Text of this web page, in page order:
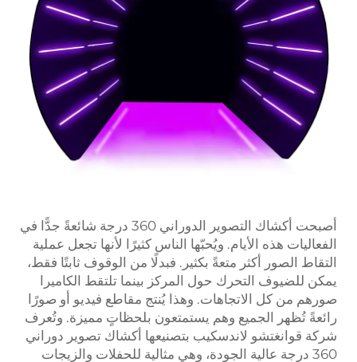
أصبحت أكشاك التصوير الدوراني 360 درجة شائعةً جدًّا في
الفعاليات هذه الأيام. ويُحبّها الناس كثيرًا لأنها تجعل عملية
التقاط الصور أكثر متعةً بكثير. فبدلًا من الوقوف ثابتًا فقط،
يمكن للضيوف التحرك حول المركز بينما تلتقط الكاميرا
صورهم من كل الاتجاهات. وهذا يُنتج مقاطع فيديو أو صورًا
رائعةً تُظهر الجميع وهم يستمتعون بلحظاتٍ مميزة. وتُعرف
شركة قوانغتشو لاندسكيب بتصنيعها أكشاك تصوير دوراني
360 درجة عالية الجودة، وهي مثالية للحفلات والزيجات